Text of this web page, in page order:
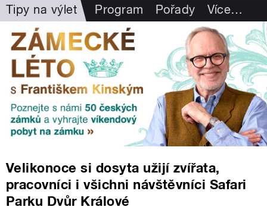
Tipy na výlet Program Pořady Více…
Velikonoce si dosyta užijí zvířata,
pracovníci i všichni návštěvníci Safari
Parku Dvůr Králové